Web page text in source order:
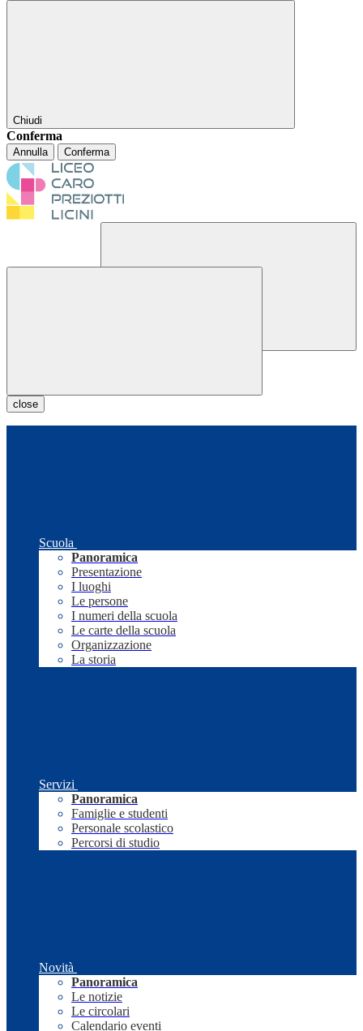
Chiudi
Conferma
Annulla Conferma
close
Scuola
Panoramica
Presentazione
I luoghi
Le persone
I numeri della scuola
Le carte della scuola
Organizzazione
La storia
Servizi
Panoramica
Famiglie e studenti
Personale scolastico
Percorsi di studio
Novità
Panoramica
Le notizie
Le circolari
Calendario eventi